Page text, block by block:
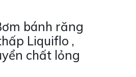
bánh răng
Liquiflo ,
chất lỏng